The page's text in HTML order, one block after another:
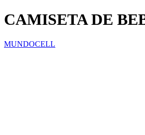
CAMISETA DE
MUNDOCELL